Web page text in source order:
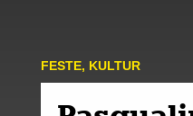
FESTE, KULTUR